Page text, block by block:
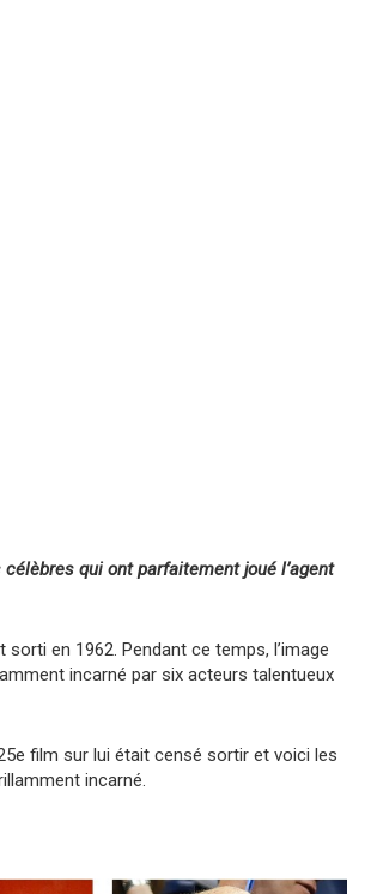
qui ont parfaitement joué l’agent
en 1962. Pendant ce temps, l’image
incarné par six acteurs talentueux
film sur lui était censé sortir et voici les
incarné.